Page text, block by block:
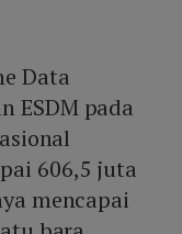
Data
ESDM pada
606,5 juta
mencapai